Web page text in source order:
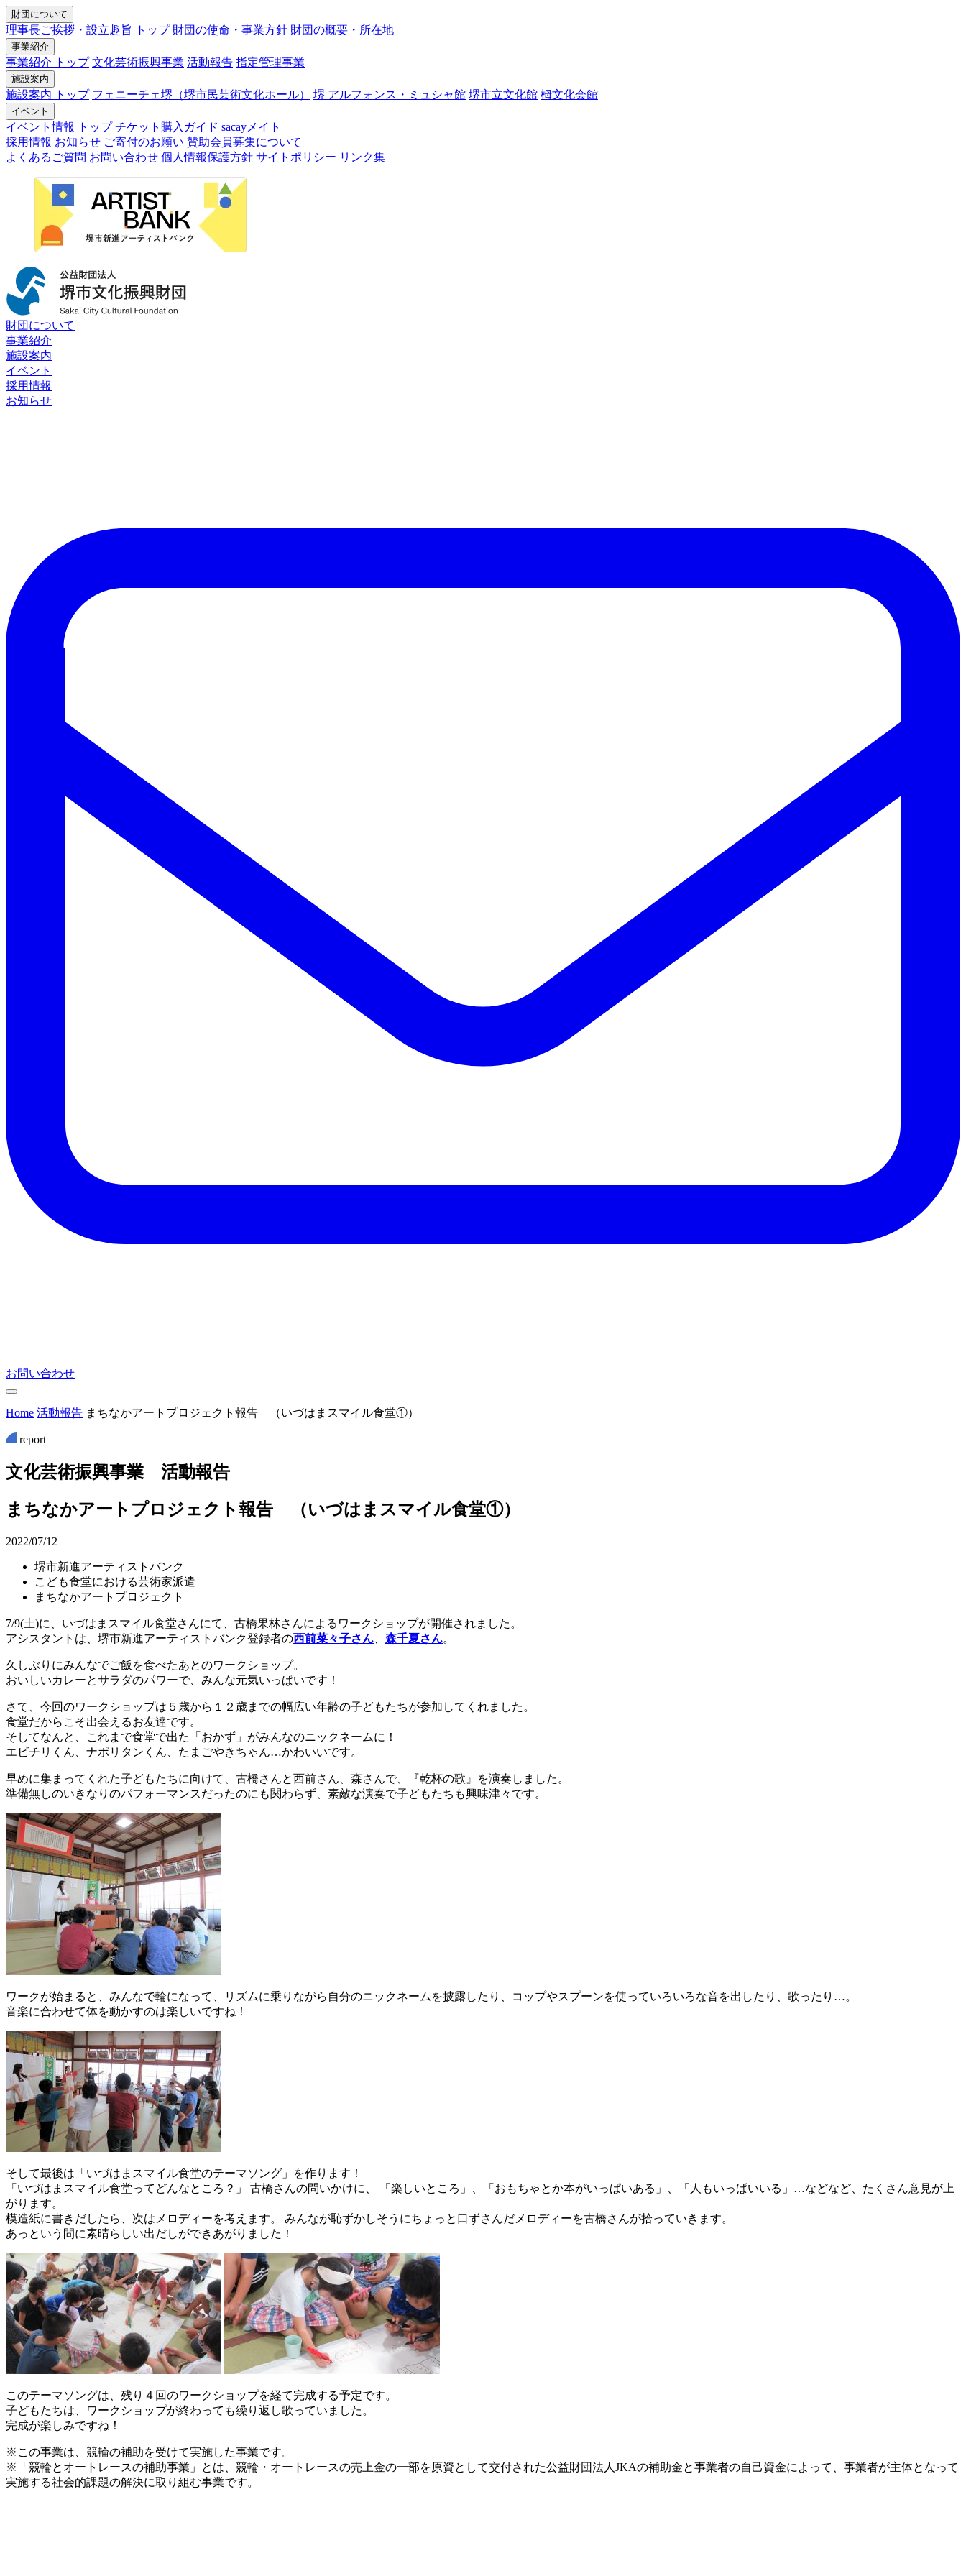
財団について
理事長ご挨拶・設立趣旨 トップ 財団の使命・事業方針 財団の概要・所在地
事業紹介
事業紹介 トップ 文化芸術振興事業 活動報告 指定管理事業
施設案内
施設案内 トップ フェニーチェ堺（堺市民芸術文化ホール） 堺 アルフォンス・ミュシャ館 堺市立文化館 栂文化会館
イベント
イベント情報 トップ チケット購入ガイド sacayメイト
採用情報 お知らせ ご寄付のお願い 賛助会員募集について
よくあるご質問 お問い合わせ 個人情報保護方針 サイトポリシー リンク集
財団について
事業紹介
施設案内
イベント
採用情報
お知らせ
お問い合わせ
Home 活動報告 まちなかアートプロジェクト報告 （いづはまスマイル食堂①）
report
文化芸術振興事業 活動報告
まちなかアートプロジェクト報告 （いづはまスマイル食堂①）
2022/07/12
堺市新進アーティストバンク
こども食堂における芸術家派遣
まちなかアートプロジェクト
7/9(土)に、いづはまスマイル食堂さんにて、古橋果林さんによるワークショップが開催されました。
アシスタントは、堺市新進アーティストバンク登録者の西前菜々子さん 森千夏さん。
久しぶりにみんなでご飯を食べたあとのワークショップ。
おいしいカレーとサラダのパワーで、みんな元気いっぱいです！
さて、今回のワークショップは５歳から１２歳までの幅広い年齢の子どもたちが参加してくれました。
食堂だからこそ出会えるお友達です。
そしてなんと、これまで食堂で出た「おかず」がみんなのニックネームに！
エビチリくん、ナポリタンくん、たまごやきちゃん…かわいいです。
早めに集まってくれた子どもたちに向けて、古橋さんと西前さん、森さんで、『乾杯の歌』を演奏しました。
準備無しのいきなりのパフォーマンスだったのにも関わらず、素敵な演奏で子どもたちも興味津々です。
ワークが始まると、みんなで輪になって、リズムに乗りながら自分のニックネームを披露したり、コップやスプーンを使っていろいろな音を出したり、歌ったり…。
音楽に合わせて体を動かすのは楽しいですね！
そして最後は「いづはまスマイル食堂のテーマソング」を作ります！
「いづはまスマイル食堂ってどんなところ？」 古橋さんの問いかけに、 「楽しいところ」、「おもちゃとか本がいっぱいある」、「人もいっぱいいる」…などなど、たくさん意見が上
がります。
模造紙に書きだしたら、次はメロディーを考えます。 みんなが恥ずかしそうにちょっと口ずさんだメロディーを古橋さんが拾っていきます。
あっという間に素晴らしい出だしができあがりました！
このテーマソングは、残り４回のワークショップを経て完成する予定です。
子どもたちは、ワークショップが終わっても繰り返し歌っていました。
完成が楽しみですね！
※この事業は、競輪の補助を受けて実施した事業です。
※「競輪とオートレースの補助事業」とは、競輪・オートレースの売上金の一部を原資として交付された公益財団法人 JKAの補助金と事業者の自己資金によって、事業者が主体となって
実施する社会的課題の解決に取り組む事業です。